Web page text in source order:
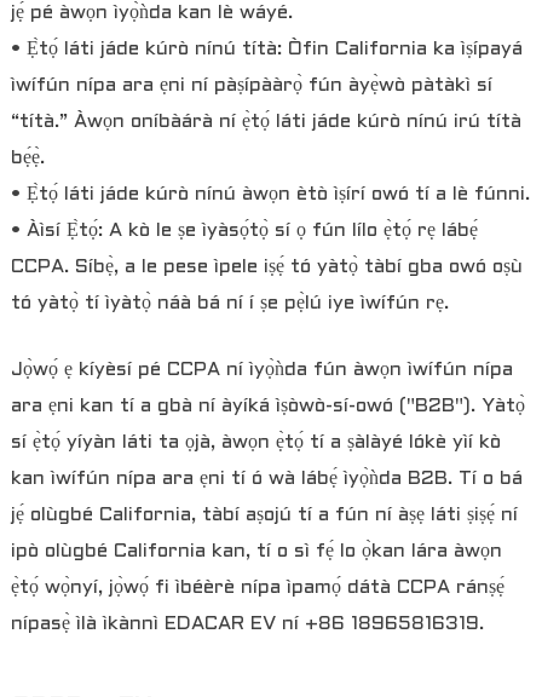
jẹ́ pé àwọn ìyọ̀ǹda kan lè wáyé.
• Ẹ̀tọ́ láti jáde kúrò nínú títà: Òfin California ka ìṣípayá
ìwífún nípa ara ẹni ní pàṣípààrọ̀ fún àyẹ̀wò pàtàkì sí
“títà.” Àwọn oníbàárà ní ẹ̀tọ́ láti jáde kúrò nínú irú títà
bẹ́ẹ̀.
• Ẹ̀tọ́ láti jáde kúrò nínú àwọn ètò ìṣírí owó tí a lè fúnni.
• Àìsí Ẹ̀tọ́: A kò le ṣe ìyàsọ́tọ̀ sí ọ fún lílo ẹ̀tọ́ rẹ lábẹ́
CCPA. Síbẹ̀, a le pese ìpele iṣẹ́ tó yàtọ̀ tàbí gba owó oṣù
tó yàtọ̀ tí ìyàtọ̀ náà bá ní í ṣe pẹ̀lú iye ìwífún rẹ.
Jọ̀wọ́ ẹ kíyèsí pé CCPA ní ìyọ̀ǹda fún àwọn ìwífún nípa
ara ẹni kan tí a gbà ní àyíká ìṣòwò-sí-owó ("B2B"). Yàtọ̀
sí ẹ̀tọ́ yíyàn láti ta ọjà, àwọn ẹ̀tọ́ tí a ṣàlàyé lókè yìí kò
kan ìwífún nípa ara ẹni tí ó wà lábẹ́ ìyọ̀ǹda B2B. Tí o bá
jẹ́ olùgbé California, tàbí aṣojú tí a fún ní àṣẹ láti ṣiṣẹ́ ní
ipò olùgbé California kan, tí o sì fẹ́ lo ọ̀kan lára ​​àwọn
ẹ̀tọ́ wọ̀nyí, jọ̀wọ́ fi ìbéèrè nípa ìpamọ́ dátà CCPA ránṣẹ́
nípasẹ̀ ìlà ìkànnì EDACAR EV ní +86 18965816319.